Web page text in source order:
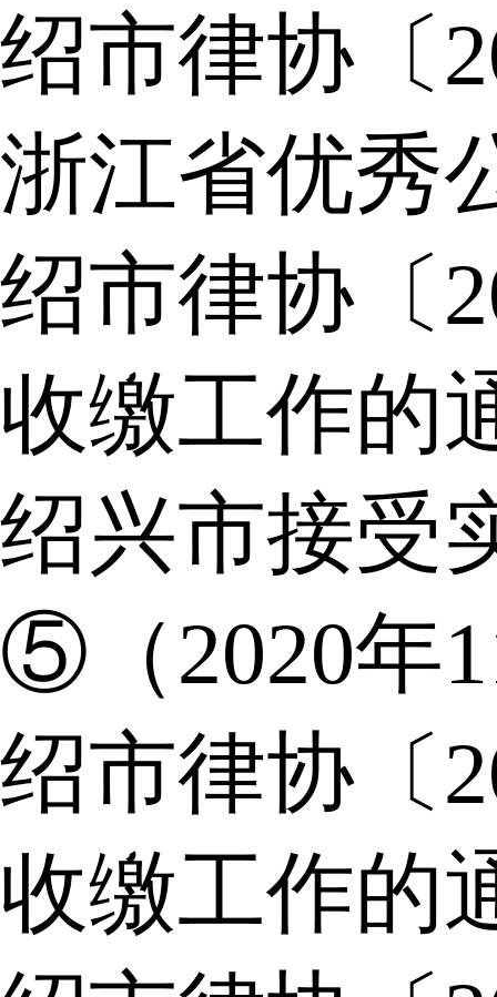
绍市律协〔
浙江省优秀
绍市律协〔
收缴工作的
绍兴市接受
⑤（2020年
绍市律协〔
收缴工作的